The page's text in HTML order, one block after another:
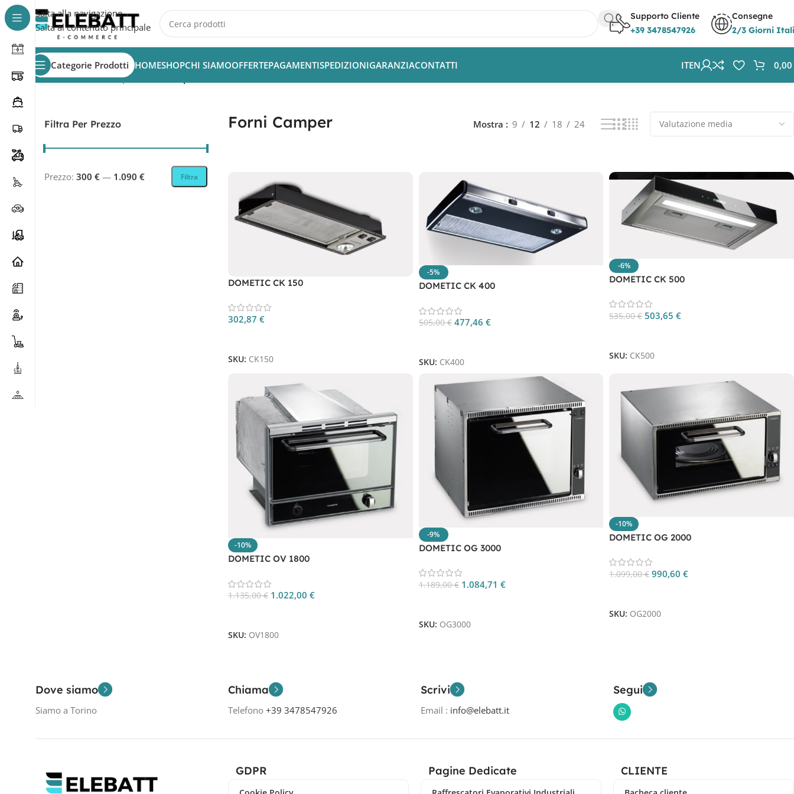
Salta alla navigazione
Salta al contenuto principale
Supporto Cliente
+39 3478547926
Consegne
2/3 Giorni
Categorie Prodotti HOMESHOPCHI SIAMOOFFERTEPAGAMENTISPEDIZIONIGARANZIACONTATTI ITEN
0,00
Home/Accessori Camper
Filtra Per Prezzo
Filtra
Prezzo: 300 € — 1.090 €
Forni Camper Mostra 9 12 18 24
DOMETIC CK 150
302,87 €
SKU: CK150
-5%
DOMETIC CK 400
505,00€ 477,46 €
SKU: CK400
-6%
DOMETIC CK 500
535,00€ 503,65€
SKU: CK500
-10%
DOMETIC OV 1800
1.135,00€ 1.022,00 €
SKU: OV1800
-9%
DOMETIC OG 3000
1.189,00€ 1.084,71 €
SKU: OG3000
-10%
DOMETIC OG 2000
1.099,00€ 990,60€
SKU: OG2000
Dove siamo
Siamo a Torino
Chiama
Telefono +39 3478547926
Scrivi
Email : info@elebatt.it
Segui
GDPR Pagine Dedicate CLIENTE